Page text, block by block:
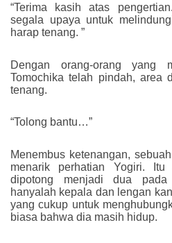
“Terima kasih atas
segala upaya untuk
harap tenang. ”
Dengan orang-orang yang
Tomochika telah pindah, area
tenang.
“Tolong bantu…”
Menembus ketenangan,
menarik perhatian Yogiri.
dipotong menjadi dua
hanyalah kepala dan lengan
yang cukup untuk
biasa bahwa dia masih hidup.